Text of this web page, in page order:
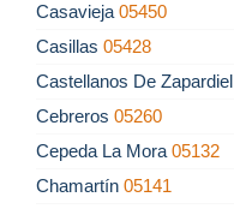
Casavieja 05450
Casillas 05428
Castellanos De Zapardiel
Cebreros 05260
Cepeda La Mora 05132
Chamartín 05141